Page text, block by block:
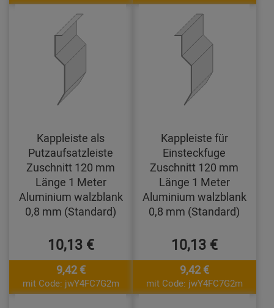
Kappleiste als
Putzaufsatzleiste
Zuschnitt 120 mm
Länge 1 Meter
Aluminium walzblank
0,8 mm (Standard)
10,13 €
9,42 €
mit Code: jwY4FC7G2m
Kappleiste für
Einsteckfuge
Zuschnitt 120 mm
Länge 1 Meter
Aluminium walzblank
0,8 mm (Standard)
10,13 €
9,42 €
mit Code: jwY4FC7G2m